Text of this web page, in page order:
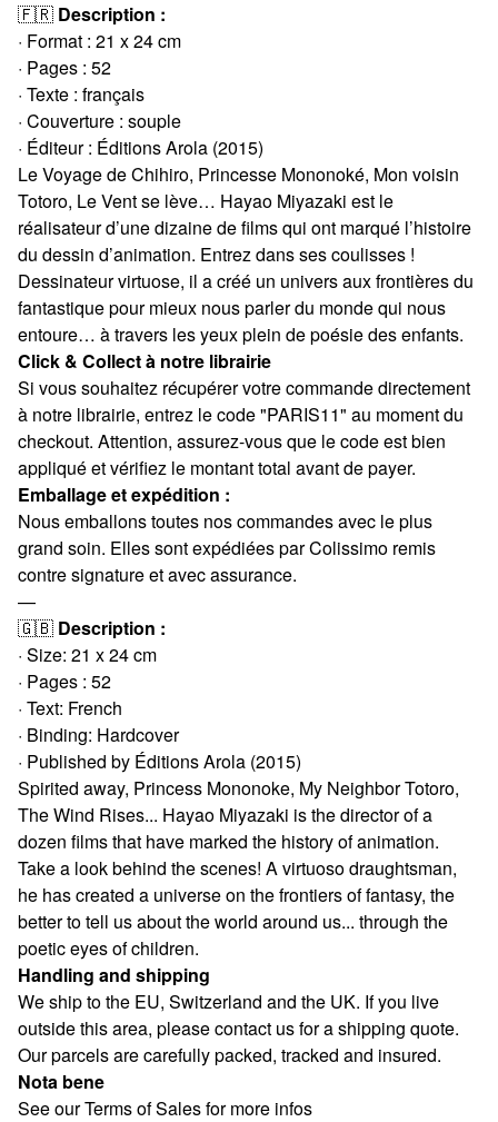
🇫🇷 Description :
· Format : 21 x 24 cm
· Pages : 52
· Texte : français
· Couverture : souple
· Éditeur : Éditions Arola (2015)
Le Voyage de Chihiro, Princesse Mononoké, Mon voisin
Totoro, Le Vent se lève… Hayao Miyazaki est le
réalisateur d’une dizaine de films qui ont marqué l’histoire
du dessin d’animation. Entrez dans ses coulisses !
Dessinateur virtuose, il a créé un univers aux frontières du
fantastique pour mieux nous parler du monde qui nous
entoure… à travers les yeux plein de poésie des enfants.
Click & Collect à notre librairie
Si vous souhaitez récupérer votre commande directement
à notre librairie, entrez le code "PARIS11" au moment du
checkout. Attention, assurez-vous que le code est bien
appliqué et vérifiez le montant total avant de payer.
Emballage et expédition :
Nous emballons toutes nos commandes avec le plus
grand soin. Elles sont expédiées par Colissimo remis
contre signature et avec assurance.
—
🇬🇧 Description :
· Size: 21 x 24 cm
· Pages : 52
· Text: French
· Binding: Hardcover
· Published by Éditions Arola (2015)
Spirited away, Princess Mononoke, My Neighbor Totoro,
The Wind Rises... Hayao Miyazaki is the director of a
dozen films that have marked the history of animation.
Take a look behind the scenes! A virtuoso draughtsman,
he has created a universe on the frontiers of fantasy, the
better to tell us about the world around us... through the
poetic eyes of children.
Handling and shipping
We ship to the EU, Switzerland and the UK. If you live
outside this area, please contact us for a shipping quote.
Our parcels are carefully packed, tracked and insured.
Nota bene
See our Terms of Sales for more infos